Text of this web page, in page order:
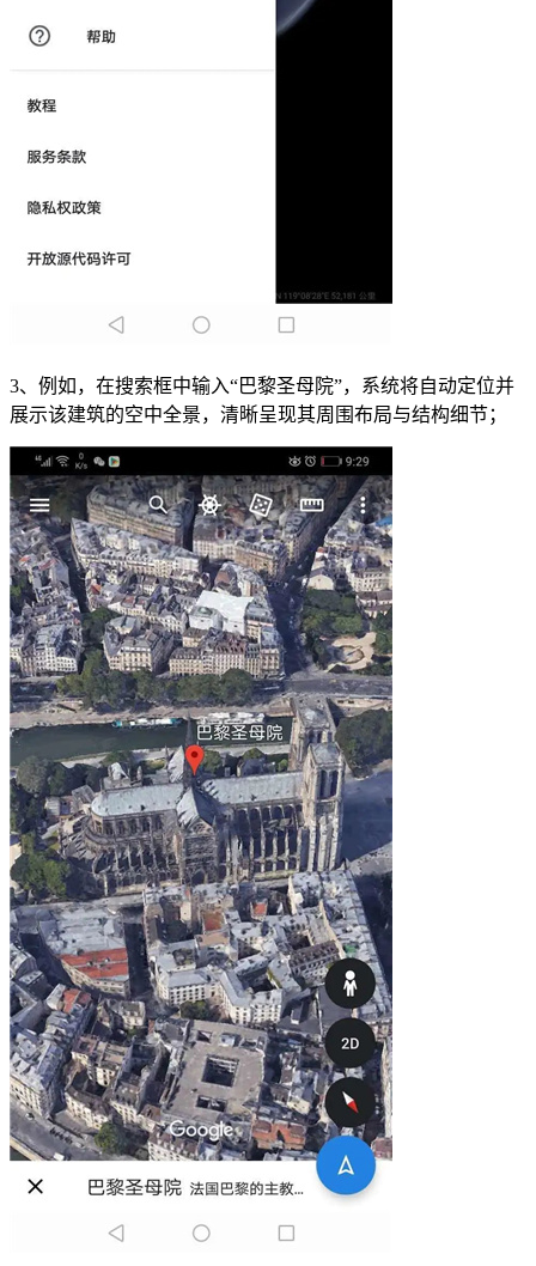
3、例如，在搜索框中输入“巴黎圣母院”，系统将自动定位并
展示该建筑的空中全景，清晰呈现其周围布局与结构细节；